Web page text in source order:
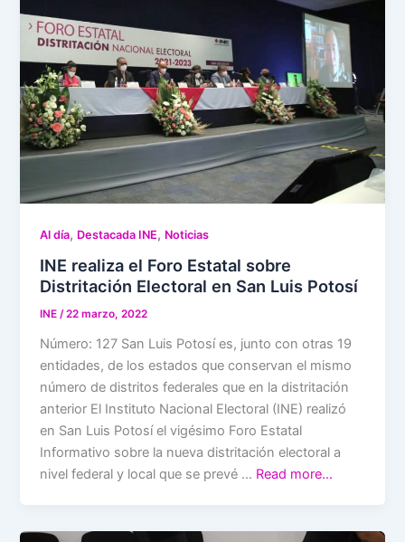
Al día, Destacada INE, Noticias
INE realiza el Foro Estatal sobre
Distritación Electoral en San Luis Potosí
INE/22 marzo, 2022
Número: 127 San Luis Potosí es, junto con otras 19
entidades, de los estados que conservan el mismo
número de distritos federales que en la distritación
anterior El Instituto Nacional Electoral (INE) realizó
en San Luis Potosí el vigésimo Foro Estatal
Informativo sobre la nueva distritación electoral a
nivel federal y local que se prevé … Read more…